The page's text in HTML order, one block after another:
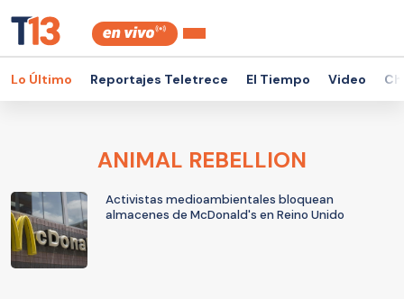
Lo Último Reportajes Teletrece El Tiempo Video
ANIMAL REBELLION
Activistas medioambientales bloquean
almacenes de McDonald's en Reino Unido